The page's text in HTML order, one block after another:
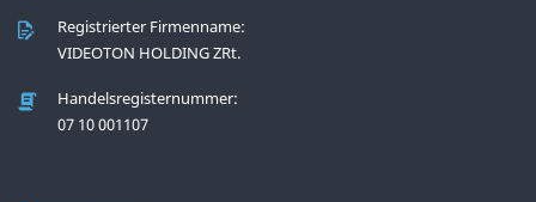
Registrierter Firmenname:
VIDEOTON HOLDING ZRt.
Handelsregisternummer:
07 10 001107